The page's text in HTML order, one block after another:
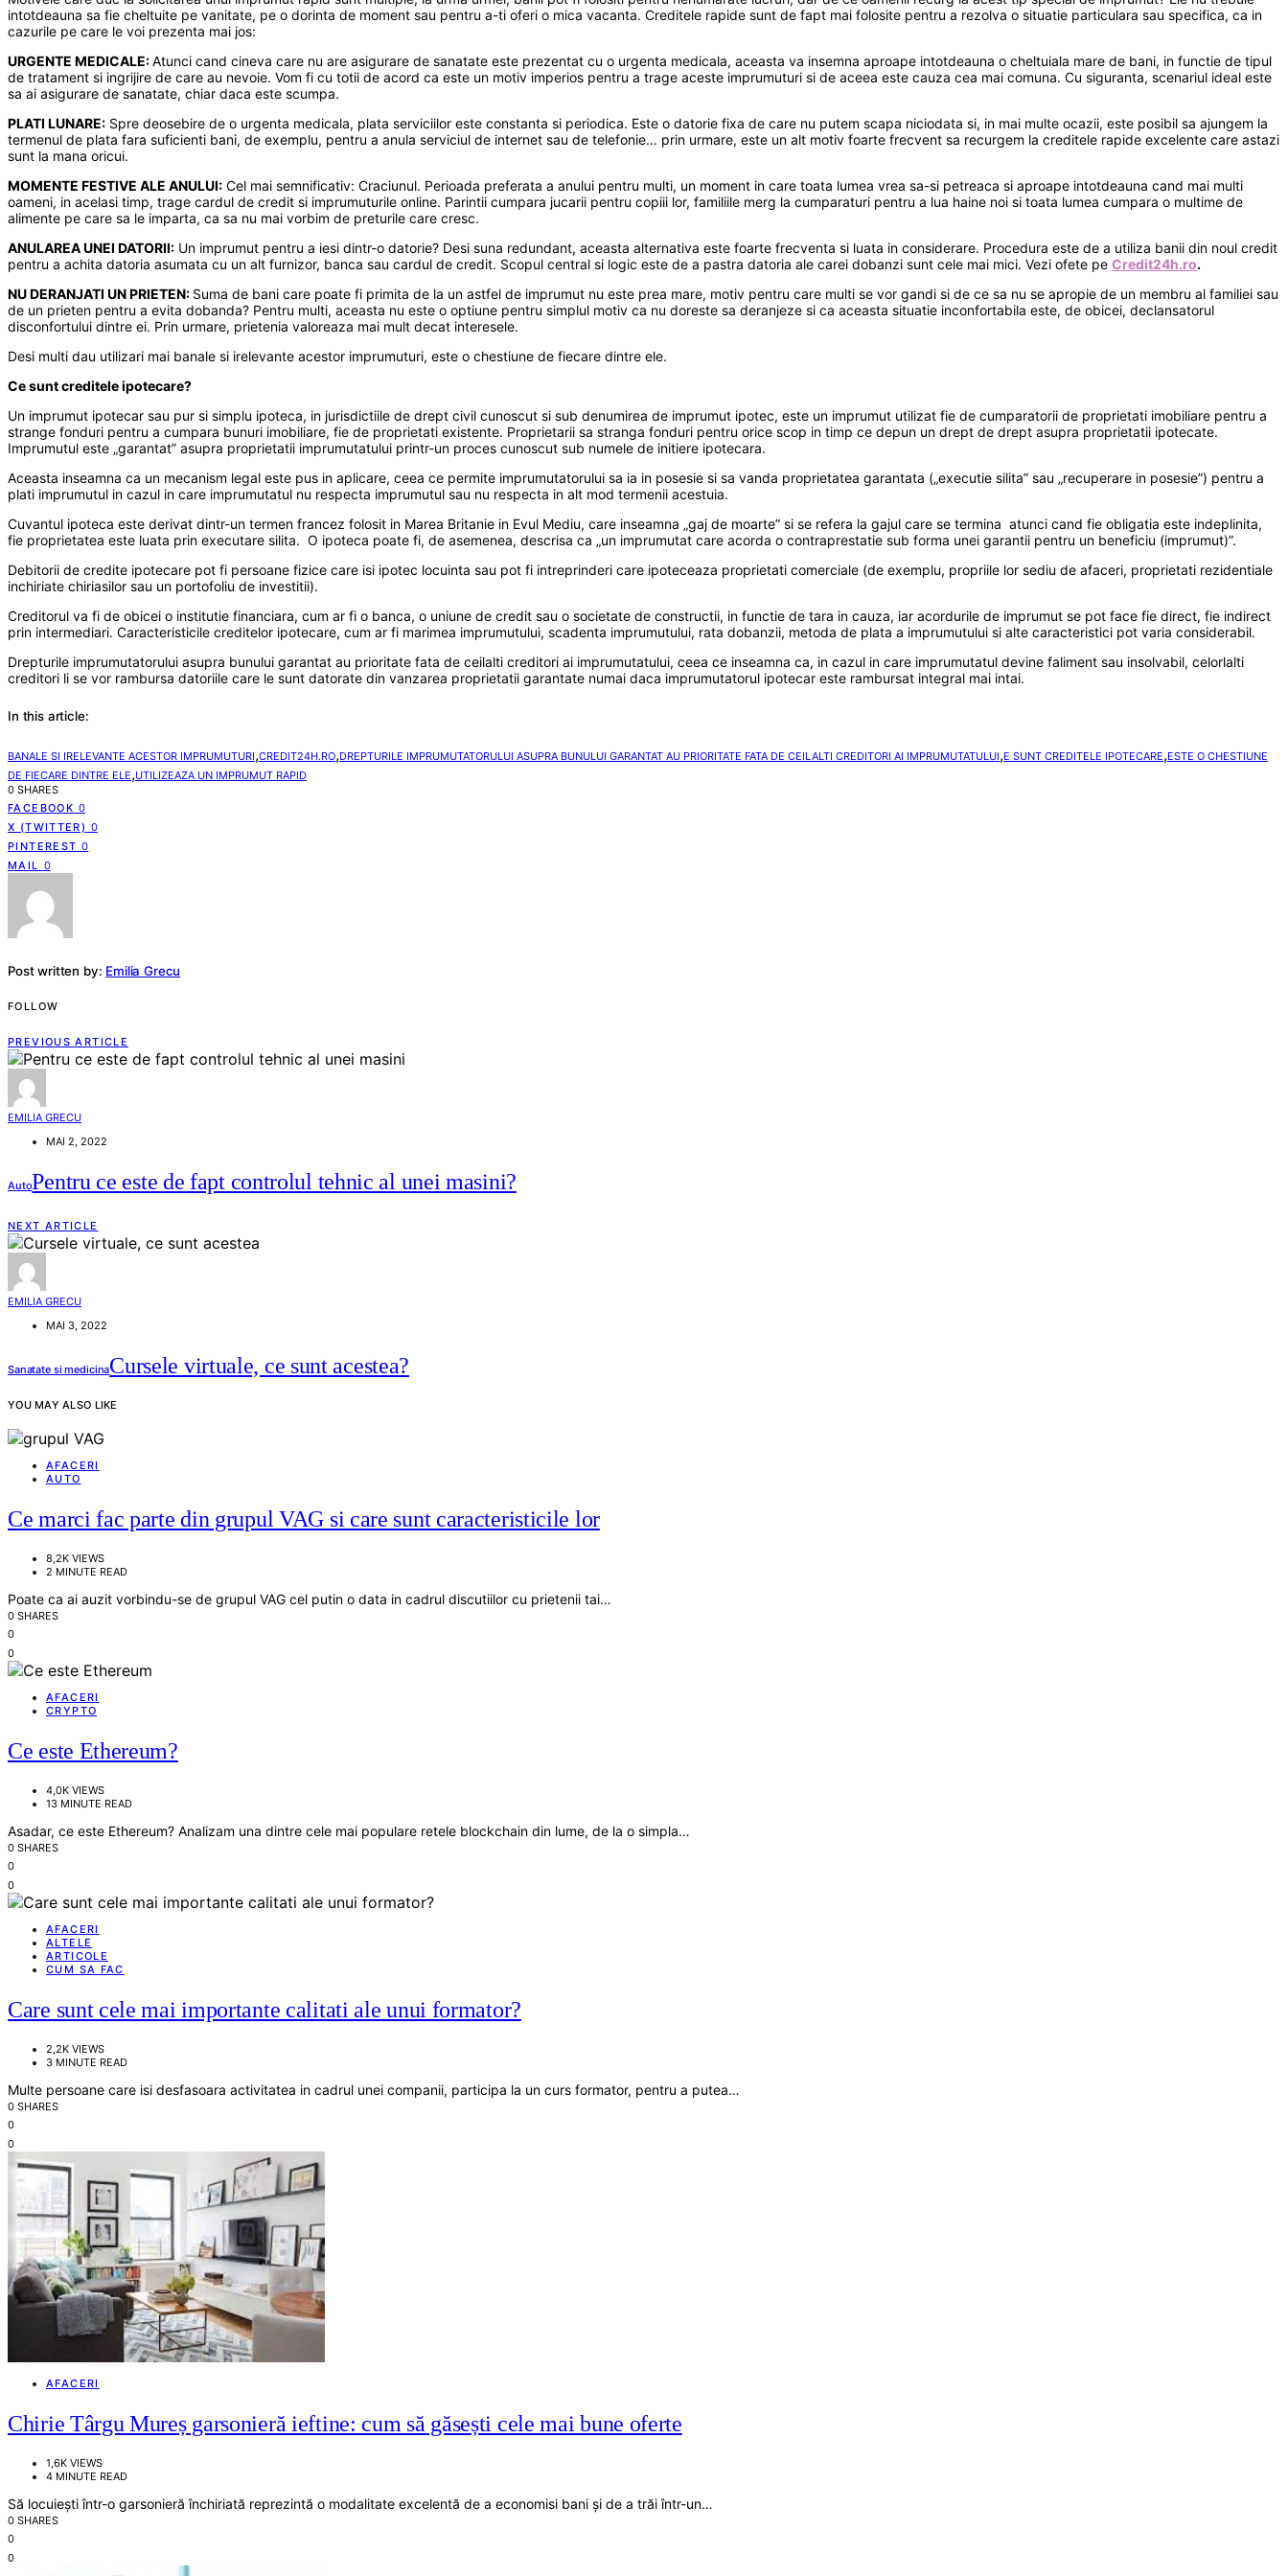
intotdeauna sa fie cheltuite pe vanitate, pe o dorinta de moment sau pentru a-ti oferi o mica vacanta. Creditele rapide sunt de fapt mai folosite pentru a rezolva o situatie particulara sau specifica, ca in
cazurile pe care le voi prezenta mai jos:
URGENTE MEDICALE:Atunci cand cineva care nu are asigurare de sanatate este prezentat cu o urgenta medicala, aceasta va insemna aproape intotdeauna o cheltuiala mare de bani, in functie de tipul
de tratament si ingrijire de care au nevoie. Vom fi cu totii de acord ca este un motiv imperios pentru a trage aceste imprumuturi si de aceea este cauza cea mai comuna. Cu siguranta, scenariul ideal este
sa ai asigurare de sanatate, chiar daca este scumpa.
PLATI LUNARE: Spre deosebire de o urgenta medicala, plata serviciilor este constanta si periodica. Este o datorie fixa de care nu putem scapa niciodata si, in mai multe ocazii, este posibil sa ajungem la
termenul de plata fara suficienti bani, de exemplu, pentru a anula serviciul de internet sau de telefonie… prin urmare, este un alt motiv foarte frecvent sa recurgem la creditele rapide excelente care astazi
sunt la mana oricui.
MOMENTE FESTIVE ALE ANULUI: Cel mai semnificativ: Craciunul. Perioada preferata a anului pentru multi, un moment in care toata lumea vrea sa-si petreaca si aproape intotdeauna cand mai multi
oameni, in acelasi timp, trage cardul de credit si imprumuturile online. Parintii cumpara jucarii pentru copiii lor, familiile merg la cumparaturi pentru a lua haine noi si toata lumea cumpara o multime de
alimente pe care sa le imparta, ca sa nu mai vorbim de preturile care cresc.
ANULAREA UNEI DATORII: Un imprumut pentru a iesi dintr-o datorie? Desi suna redundant, aceasta alternativa este foarte frecventa si luata in considerare. Procedura este de a utiliza banii din noul credit
pentru a achita datoria asumata cu un alt furnizor, banca sau cardul de credit. Scopul central si logic este de a pastra datoria ale carei dobanzi sunt cele mai mici. Vezi ofete pe Credit24h.ro.
NU DERANJATI UN PRIETEN: Suma de bani care poate fi primita de la un astfel de imprumut nu este prea mare, motiv pentru care multi se vor gandi si de ce sa nu se apropie de un membru al familiei sau
de un prieten pentru a evita dobanda? Pentru multi, aceasta nu este o optiune pentru simplul motiv ca nu doreste sa deranjeze si ca aceasta situatie inconfortabila este, de obicei, declansatorul
disconfortului dintre ei. Prin urmare, prietenia valoreaza mai mult decat interesele.
Desi multi dau utilizari mai banale si irelevante acestor imprumuturi, este o chestiune de fiecare dintre ele.
Ce sunt creditele ipotecare?
Un imprumut ipotecar sau pur si simplu ipoteca, in jurisdictiile de drept civil cunoscut si sub denumirea de imprumut ipotec, este un imprumut utilizat fie de cumparatorii de proprietati imobiliare pentru a
strange fonduri pentru a cumpara bunuri imobiliare, fie de proprietati existente. Proprietarii sa stranga fonduri pentru orice scop in timp ce depun un drept de drept asupra proprietatii ipotecate.
Imprumutul este „garantat” asupra proprietatii imprumutatului printr-un proces cunoscut sub numele de initiere ipotecara.
Aceasta inseamna ca un mecanism legal este pus in aplicare, ceea ce permite imprumutatorului sa ia in posesie si sa vanda proprietatea garantata („executie silita” sau „recuperare in posesie”) pentru a
plati imprumutul in cazul in care imprumutatul nu respecta imprumutul sau nu respecta in alt mod termenii acestuia.
Cuvantul ipoteca este derivat dintr-un termen francez folosit in Marea Britanie in Evul Mediu, care inseamna „gaj de moarte” si se refera la gajul care se termina atunci cand fie obligatia este indeplinita,
fie proprietatea este luata prin executare silita. O ipoteca poate fi, de asemenea, descrisa ca „un imprumutat care acorda o contraprestatie sub forma unei garantii pentru un beneficiu (imprumut)”.
Debitorii de credite ipotecare pot fi persoane fizice care isi ipotec locuinta sau pot fi intreprinderi care ipoteceaza proprietati comerciale (de exemplu, propriile lor sediu de afaceri, proprietati rezidentiale
inchiriate chiriasilor sau un portofoliu de investitii).
Creditorul va fi de obicei o institutie financiara, cum ar fi o banca, o uniune de credit sau o societate de constructii, in functie de tara in cauza, iar acordurile de imprumut se pot face fie direct, fie indirect
prin intermediari. Caracteristicile creditelor ipotecare, cum ar fi marimea imprumutului, scadenta imprumutului, rata dobanzii, metoda de plata a imprumutului si alte caracteristici pot varia considerabil.
Drepturile imprumutatorului asupra bunului garantat au prioritate fata de ceilalti creditori ai imprumutatului, ceea ce inseamna ca, in cazul in care imprumutatul devine faliment sau insolvabil, celorlalti
creditori li se vor rambursa datoriile care le sunt datorate din vanzarea proprietatii garantate numai daca imprumutatorul ipotecar este rambursat integral mai intai.
In this article:
BANALE SI IRELEVANTE ACESTOR IMPRUMUTURI,CREDIT24H.RO,DREPTURILE IMPRUMUTATORULUI ASUPRA BUNULUI GARANTAT AU PRIORITATE FATA DE CEILALTI CREDITORI AI IMPRUMUTATULUI,E SUNT CREDITELE IPOTECARE,ESTE O CHESTIUNE
DE FIECARE DINTRE ELE,UTILIZEAZA UN IMPRUMUT RAPID
0 SHARES
FACEBOOK 0
X (TWITTER) 0
PINTEREST 0
MAIL
0
Post written by: Emilia Grecu
FOLLOW
PREVIOUS ARTICLE
EMILIA GRECU
MAI 2, 2022
AutoPentru ce este de fapt controlul tehnic al unei masini?
NEXT ARTICLE
EMILIA GRECU
MAI 3, 2022
Sanatate si medicinaCursele virtuale, ce sunt acestea?
YOU MAY ALSO LIKE
AFACERI
AUTO
Ce marci fac parte din grupul VAG si care sunt caracteristicile lor
8,2K VIEWS
2 MINUTE READ
Poate ca ai auzit vorbindu-se de grupul VAG cel putin o data in cadrul discutiilor cu prietenii tai…
0 SHARES
0
0
AFACERI
CRYPTO
Ce este Ethereum?
4,0K VIEWS
13 MINUTE READ
Asadar, ce este Ethereum? Analizam una dintre cele mai populare retele blockchain din lume, de la o simpla…
0 SHARES
0
0
AFACERI
ALTELE
ARTICOLE
CUM SA FAC
Care sunt cele mai importante calitati ale unui formator?
2,2K VIEWS
3 MINUTE READ
Multe persoane care isi desfasoara activitatea in cadrul unei companii, participa la un curs formator, pentru a putea…
0 SHARES
0
0
AFACERI
Chirie Târgu Mureș garsonieră ieftine: cum să găsești cele mai bune oferte
1,6K VIEWS
4 MINUTE READ
Să locuiești într-o garsonieră închiriată reprezintă o modalitate excelentă de a economisi bani și de a trăi într-un…
0 SHARES
0
0